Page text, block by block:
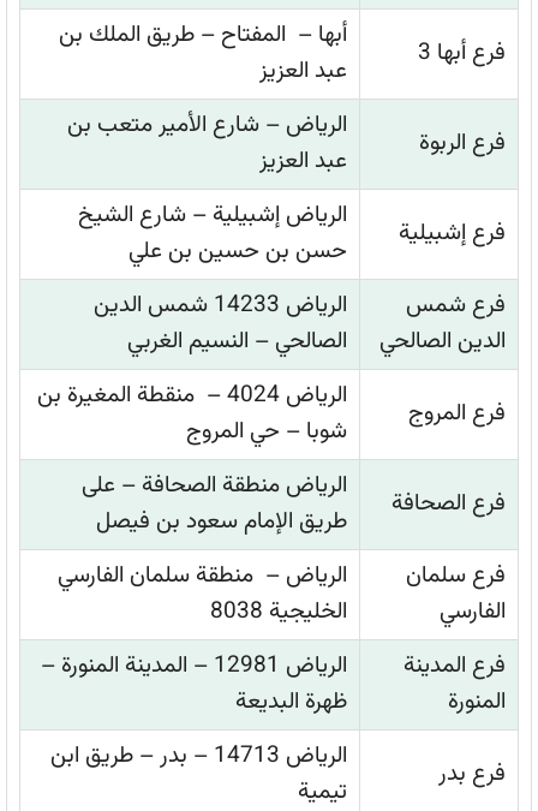
فرع أبها 3
أبها – المفتاح – طريق الملك بن
عبد العزيز
فرع الربوة
الرياض – شارع الأمير متعب بن
عبد العزيز
فرع إشبيلية
الرياض إشبيلية – شارع الشيخ
حسن بن حسين بن علي
فرع شمس
الدين الصالحي
الرياض 14233 شمس الدين
الصالحي – النسيم الغربي
فرع المروج
الرياض 4024 – منقطة المغيرة بن
شوبا – حي المروج
فرع الصحافة
الرياض منطقة الصحافة – على
طريق الإمام سعود بن فيصل
فرع سلمان
الفارسي
الرياض – منطقة سلمان الفارسي
الخليجية 8038
فرع المدينة
المنورة
الرياض 12981 – المدينة المنورة –
ظهرة البديعة
فرع بدر
الرياض 14713 – بدر – طريق ابن
تيمية